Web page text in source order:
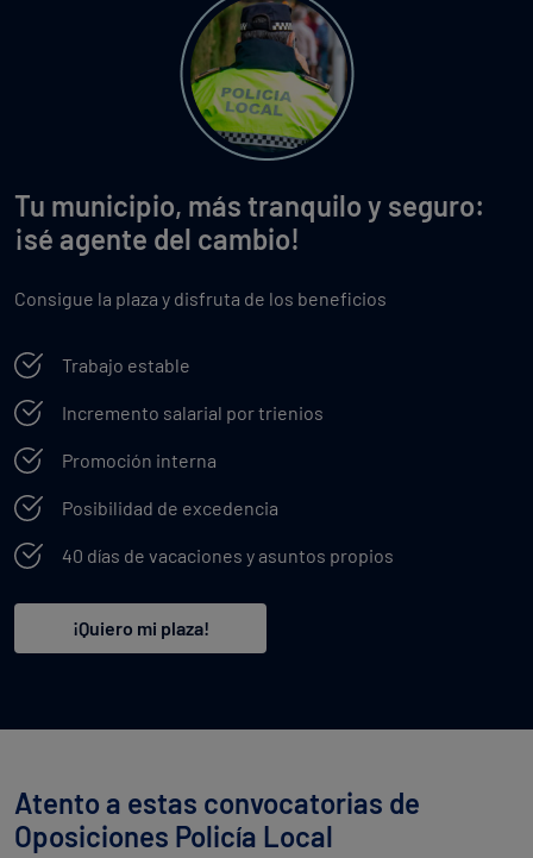
Tu municipio, más tranquilo y seguro:
¡sé agente del cambio!
Consigue la plaza y disfruta de los beneficios
Trabajo estable
Incremento salarial por trienios
Promoción interna
Posibilidad de excedencia
40 días de vacaciones y asuntos propios
¡Quiero mi plaza!
Atento a estas convocatorias de
Oposiciones Policía Local